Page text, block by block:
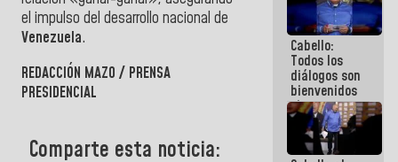
el impulso del desarrollo nacional de
Venezuela.
REDACCIÓN MAZO / PRENSA
PRESIDENCIAL
Comparte esta noticia:
hegemónica?
(1)
Cabello:
Todos los
diálogos son
bienvenidos
siempre que
estén en el
marco de la
Constitución